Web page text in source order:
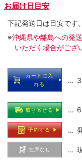
お届け日目安
下記発送日は目安です。
※沖縄県や離島への発
いただく場合がござ
カートに入
れる
… 3
取り寄せる … 6
予約する …
在庫なし …